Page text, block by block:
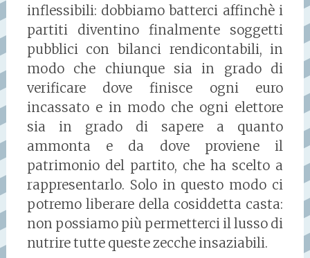
inflessibili: dobbiamo batterci affinchè i
partiti diventino finalmente soggetti
pubblici con bilanci rendicontabili, in
modo che chiunque sia in grado di
verificare dove finisce ogni euro
incassato e in modo che ogni elettore
sia in grado di sapere a quanto
ammonta e da dove proviene il
patrimonio del partito, che ha scelto a
rappresentarlo. Solo in questo modo ci
potremo liberare della cosiddetta casta:
non possiamo più permetterci il lusso di
nutrire tutte queste zecche insaziabili.